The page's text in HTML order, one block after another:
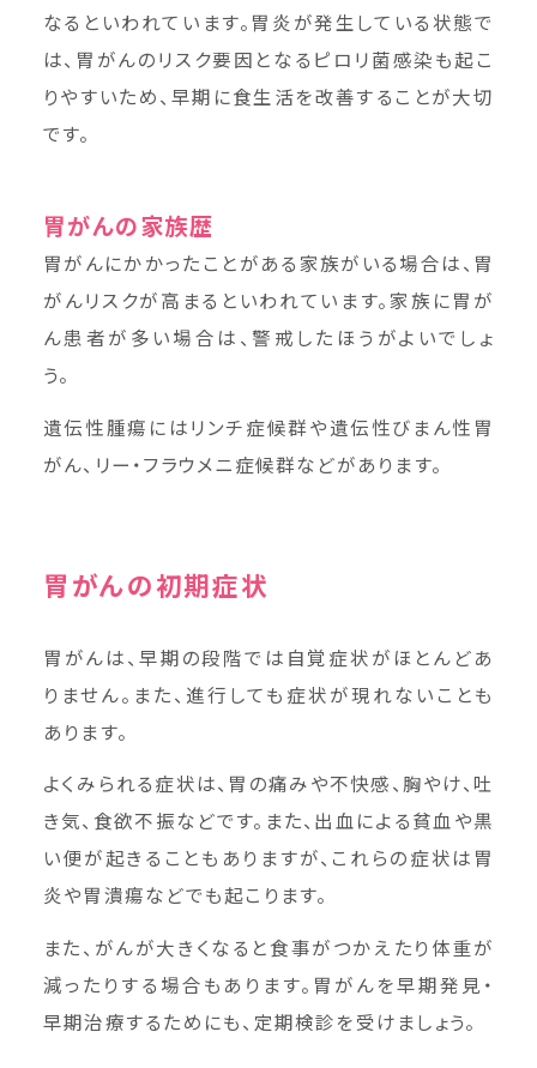
なるといわれています。胃炎が発生している状態で
は、胃がんのリスク要因となるピロリ菌感染も起こ
りやすいため、早期に食生活を改善することが大切
です。
胃がんの家族歴
胃がんにかかったことがある家族がいる場合は、胃
がんリスクが高まるといわれています。家族に胃が
ん患者が多い場合は、警戒したほうがよいでしょ
う。
遺伝性腫瘍にはリンチ症候群や遺伝性びまん性胃
がん、リー・フラウメニ症候群などがあります。
胃がんの初期症状
胃がんは、早期の段階では自覚症状がほとんどあ
りません。また、進行しても症状が現れないことも
あります。
よくみられる症状は、胃の痛みや不快感、胸やけ、吐
き気、食欲不振などです。また、出血による貧血や黒
い便が起きることもありますが、これらの症状は胃
炎や胃潰瘍などでも起こります。
また、がんが大きくなると食事がつかえたり体重が
減ったりする場合もあります。胃がんを早期発見・
早期治療するためにも、定期検診を受けましょう。